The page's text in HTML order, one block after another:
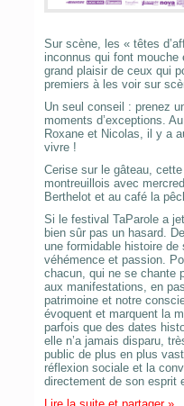
Sur scène, les « têtes
inconnus qui font
grand plaisir de ceux qui
premiers à les voir sur
Un seul conseil : prenez
moments d’exceptions.
Roxane et Nicolas, il y a
vivre !
Cerise sur le gâteau,
montreuillois avec
Berthelot et au café la
Si le festival TaParole a
bien sûr pas un hasard.
une formidable histoire
véhémence et passion.
chacun, qui ne se chante
aux manifestations, en
patrimoine et notre
évoquent et marquent la
parfois que des dates
elle n’a jamais disparu,
public de plus en plus
réflexion sociale et la
directement de son esprit